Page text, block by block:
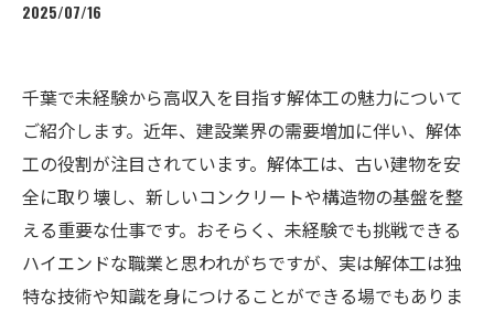
2025/07/16
千葉で未経験から高収入を目指す解体工の魅力について
ご紹介します。近年、建設業界の需要増加に伴い、解体
工の役割が注目されています。解体工は、古い建物を安
全に取り壊し、新しいコンクリートや構造物の基盤を整
える重要な仕事です。おそらく、未経験でも挑戦できる
ハイエンドな職業と思われがちですが、実は解体工は独
特な技術や知識を身につけることができる場でもありま